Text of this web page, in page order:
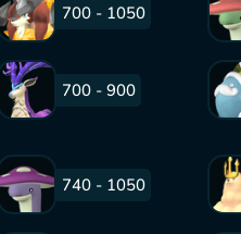
700 - 1050
700 - 900
740 - 1050